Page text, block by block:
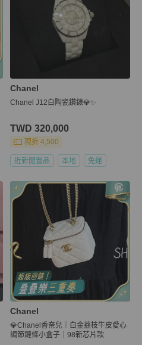
Chanel
Chanel J12白陶瓷鑽錶💎✨
TWD 320,000
現折 4,500
近新閒置品 本地 免運
Chanel
💎Chanel香奈兒｜白金荔枝牛皮愛心
調節鏈條小盒子｜98新芯片款